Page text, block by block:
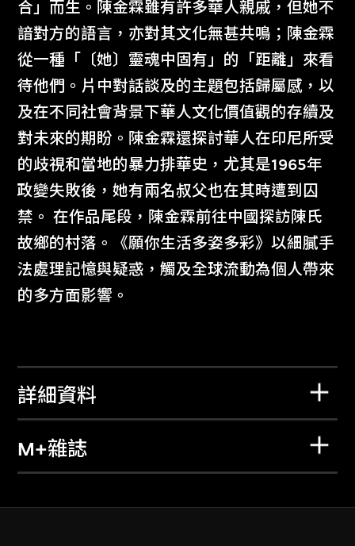
合」而生。陳金霖雖有許多華人親戚，但她不
諳對方的語言，亦對其文化無甚共鳴；陳金霖
從一種「〔她〕靈魂中固有」的「距離」來看
待他們。片中對話談及的主題包括歸屬感，以
及在不同社會背景下華人文化價值觀的存續及
對未來的期盼。陳金霖還探討華人在印尼所受
的歧視和當地的暴力排華史，尤其是1965年
政變失敗後，她有兩名叔父也在其時遭到囚
禁。 在作品尾段，陳金霖前往中國探訪陳氏
故鄉的村落。《願你生活多姿多彩》以細膩手
法處理記憶與疑惑，觸及全球流動為個人帶來
的多方面影響。
詳細資料
M+雜誌